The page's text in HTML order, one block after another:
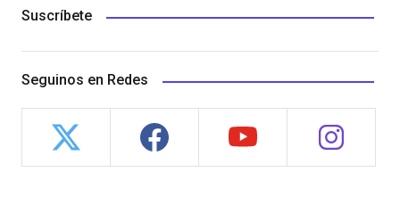
Suscríbete
Seguinos en Redes